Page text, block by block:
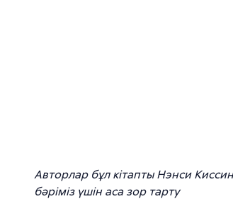
Авторлар бұл кітапты Нэнси
бәріміз үшін аса зор тарту